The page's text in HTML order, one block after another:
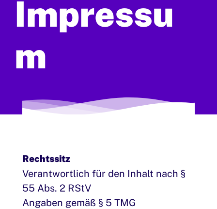
Impressu
m
Rechtssitz
Verantwortlich für den Inhalt nach §
55 Abs. 2 RStV
Angaben gemäß § 5 TMG